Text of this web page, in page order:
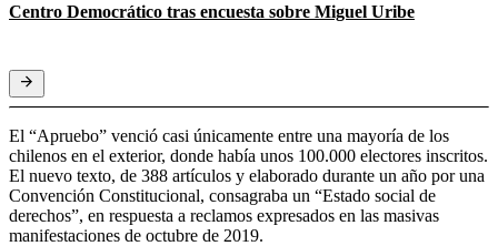
Centro Democrático tras encuesta sobre Miguel Uribe
El “Apruebo” venció casi únicamente entre una mayoría de los
chilenos en el exterior, donde había unos 100.000 electores inscritos.
El nuevo texto, de 388 artículos y elaborado durante un año por una
Convención Constitucional, consagraba un “Estado social de
derechos”, en respuesta a reclamos expresados en las masivas
manifestaciones de octubre de 2019.